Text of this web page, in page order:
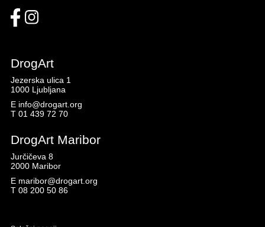
DrogArt
Jezerska ulica 1
1000 Ljubljana
E info@drogart.org
T 01 439 72 70
DrogArt Maribor
Jurčičeva 8
2000 Maribor
E maribor@drogart.org
T 08 200 50 86